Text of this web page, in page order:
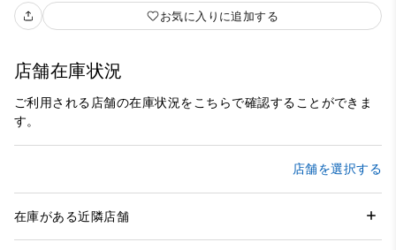
お気に入りに追加する
店舗在庫状況
ご利用される店舗の在庫状況をこちらで確認することができま
す。
店舗を選択する
在庫がある近隣店舗